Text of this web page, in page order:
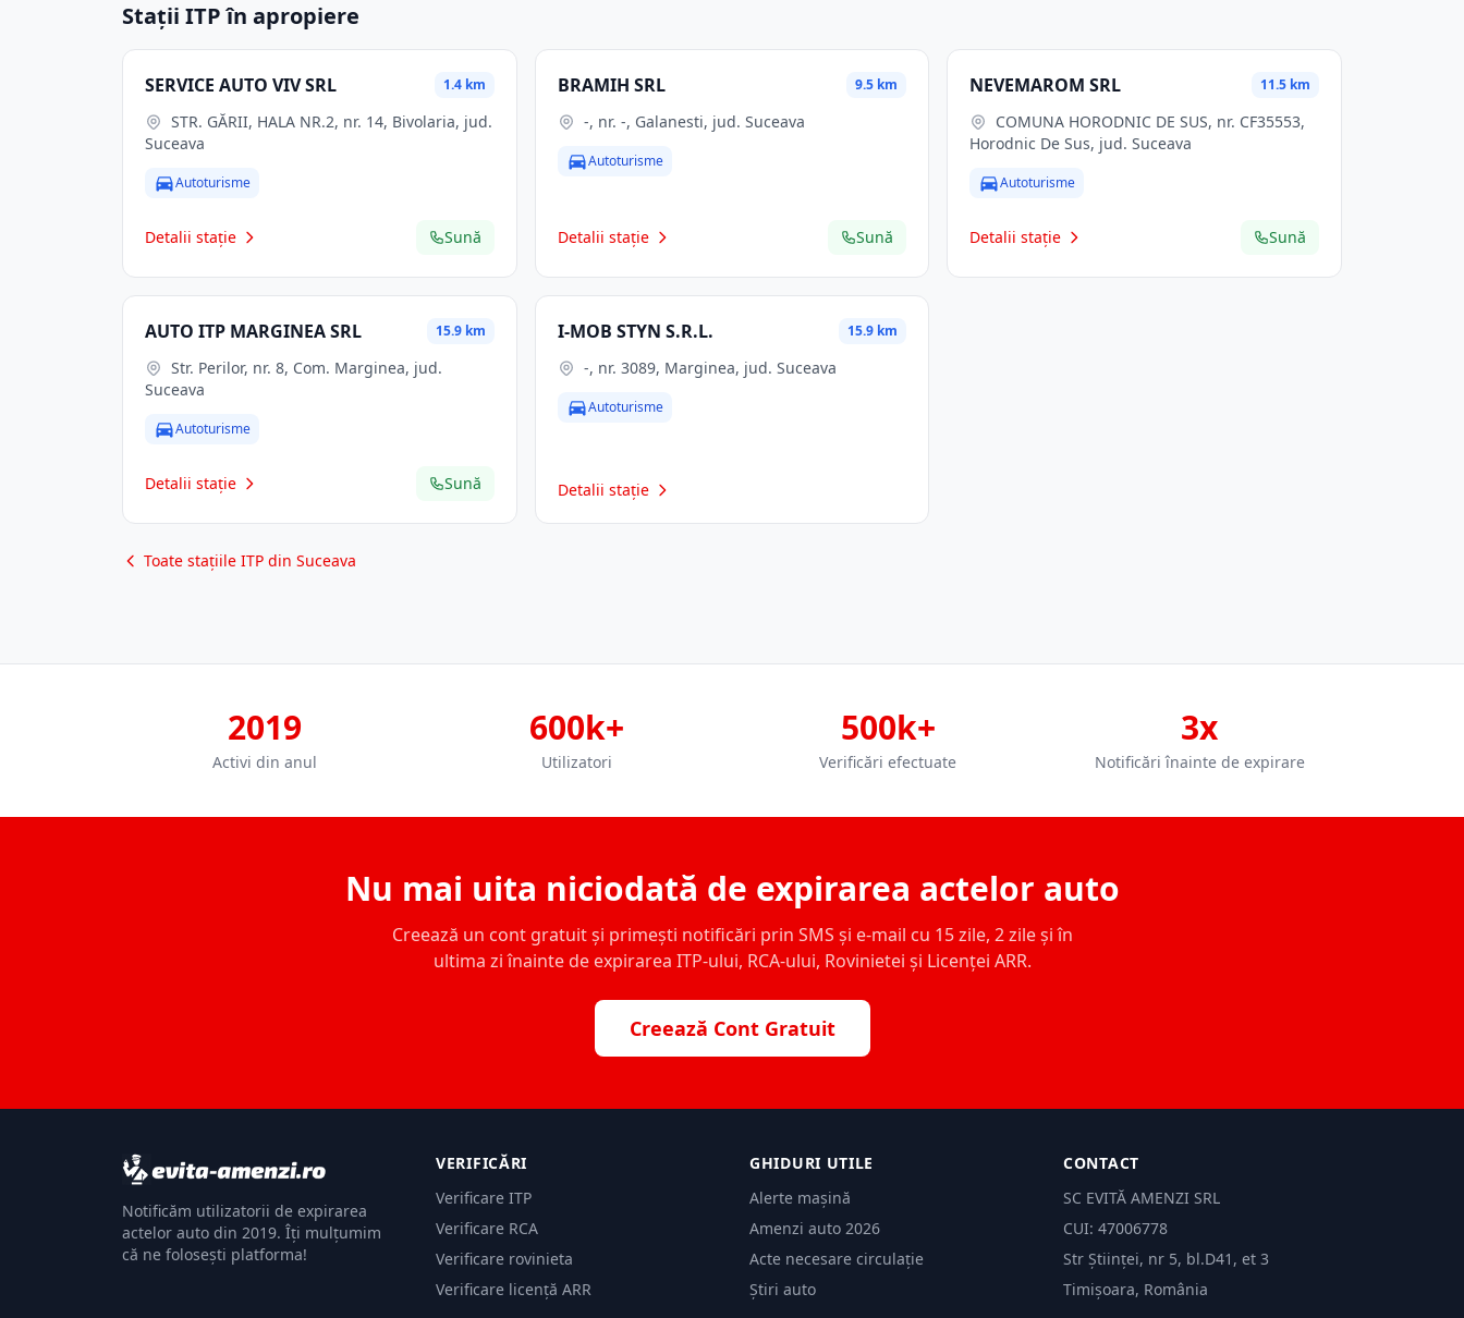
Stații ITP în apropiere
SERVICE AUTO VIV SRL 1.4 km
Suceava
Autoturisme
Detalii stație Sună
BRAMIH SRL 9.5 km
-, nr. -, Galanesti, jud. Suceava
Autoturisme
Detalii stație Sună
NEVEMAROM SRL 11.5 km
Horodnic De Sus, jud. Suceava
Autoturisme
Detalii stație Sună
AUTO ITP MARGINEA SRL 15.9 km
Suceava
Autoturisme
Detalii stație Sună
I-MOB STYN S.R.L. 15.9 km
-, nr. 3089, Marginea, jud. Suceava
Autoturisme
Detalii stație
Toate stațiile ITP din Suceava
2019
Activi din anul
600k+
Utilizatori
500k+
Verificări efectuate
3x
Notificări înainte de expirare
Nu mai uita niciodată de expirarea actelor auto
Creează un cont gratuit și primești notificări prin SMS și e-mail cu 15 zile, 2 zile și în
ultima zi înainte de expirarea ITP-ului, RCA-ului, Rovinietei și Licenței ARR.
Creează Cont Gratuit
Notificăm utilizatorii de expirarea
actelor auto din 2019. Îți mulțumim
că ne folosești platforma!
VERIFICĂRI
Verificare ITP
Verificare RCA
Verificare rovinieta
Verificare licență ARR
GHIDURI UTILE
Alerte mașină
Amenzi auto 2026
Acte necesare circulație
Știri auto
CONTACT
SC EVITĂ AMENZI SRL
CUI: 47006778
Str Științei, nr 5, bl.D41, et 3
Timișoara, România